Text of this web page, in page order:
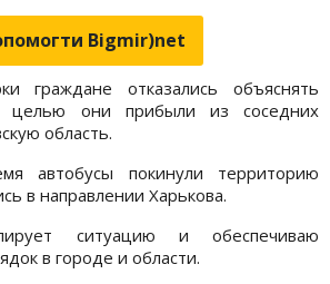
Bigmir)net
граждане отказались объяснять
целью они прибыли из соседних
область.
автобусы покинули территорию
в направлении Харькова.
ситуацию и обеспечиваю
в городе и области.